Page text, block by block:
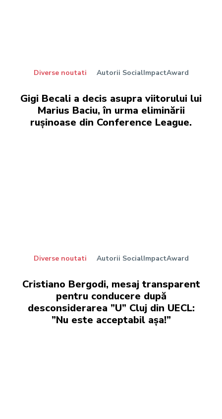
Diverse noutati Autorii SocialImpactAward
Gigi Becali a decis asupra viitorului lui
Marius Baciu, în urma eliminării
rușinoase din Conference League.
Diverse noutati Autorii SocialImpactAward
Cristiano Bergodi, mesaj transparent
pentru conducere după
desconsiderarea ”U” Cluj din UECL:
”Nu este acceptabil așa!”